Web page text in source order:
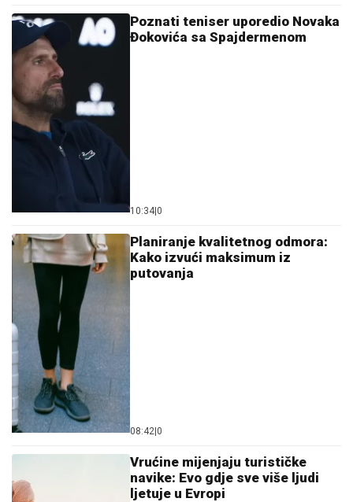
Poznati teniser uporedio Novaka
Đokovića sa Spajdermenom
10:34 0
Planiranje kvalitetnog odmora:
Kako izvući maksimum iz
putovanja
08:42 0
Vrućine mijenjaju turističke
navike: Evo gdje sve više ljudi
ljetuje u Evropi